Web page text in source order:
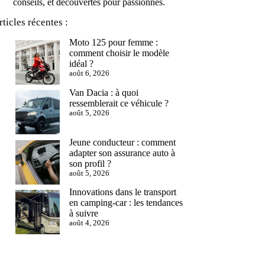
conseils, et découvertes pour passionnés.
récentes :
Moto 125 pour femme :
comment choisir le modèle
idéal ?
août 6, 2026
Van Dacia : à quoi
ressemblerait ce véhicule ?
août 5, 2026
Jeune conducteur : comment
adapter son assurance auto à
son profil ?
août 5, 2026
Innovations dans le transport
en camping-car : les tendances
à suivre
août 4, 2026